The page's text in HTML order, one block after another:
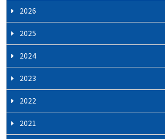
ナ
ビ
ゲ
ー
シ
ョ
ン
2026
2025
2024
2023
2022
2021